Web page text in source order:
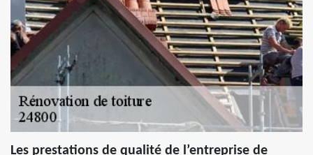
Les prestations de qualité de l’entreprise de